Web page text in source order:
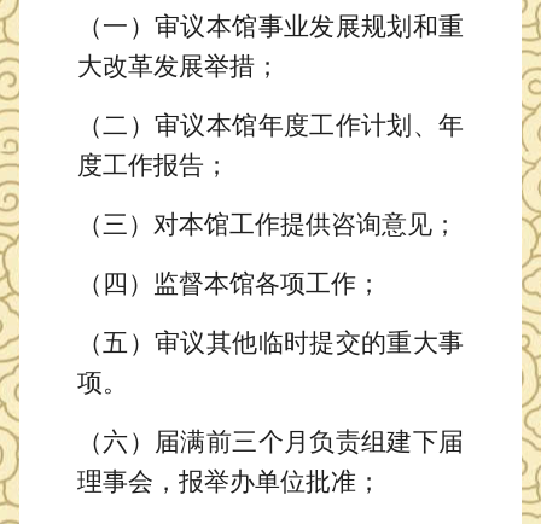
（一）审议本馆事业发展规划 和重
大改革发展举措 ；
（二 ）审议本馆年度工作计划、年
度工作报告 ；
（三 ） 对本馆工作提供咨询意见 ；
（ 四 ） 监督本馆各项工作；
（五）审议其他临时提交的重大事
项。
（六）届满前三个月负责组建下届
理事会， 报举办单位批准；